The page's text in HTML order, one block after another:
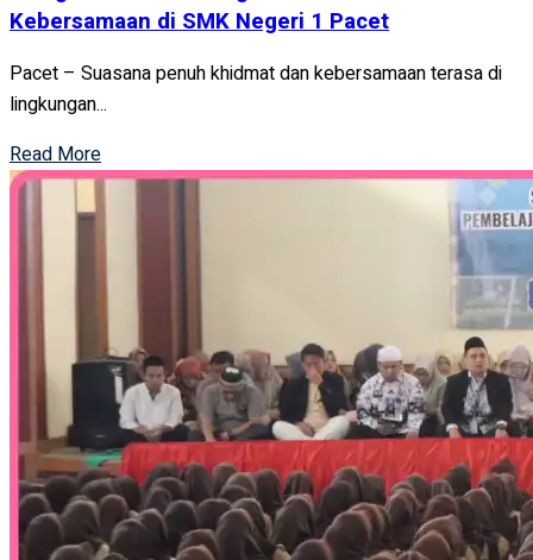
Kebersamaan di SMK Negeri 1 Pacet
Pacet – Suasana penuh khidmat dan kebersamaan terasa di
lingkungan...
Read More